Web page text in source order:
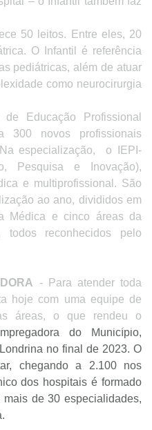
50 leitos. Entre eles, 20
O Infantil é referência
pediátricas, além de atuar
como neurocirurgia
Educação Profissional
300 novos profissionais
especialização,
o IEPI-
Pesquisa e Inovação),
e multiprofissional. São
ao ano, divididos em
Médica e cinco áreas da
todos reconhecidos pelo
- Para atender toda
hoje com uma equipe de
áreas, o que rendeu o
do Município,
no final de 2023. O
chegando a 2.100 nos
dos hospitais é formado
de 30 especialidades,